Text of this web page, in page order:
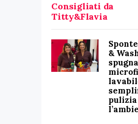
Consigliati da
Titty&Flavia
&